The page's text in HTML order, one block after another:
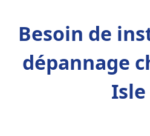
Besoin de
dépannage
Isle